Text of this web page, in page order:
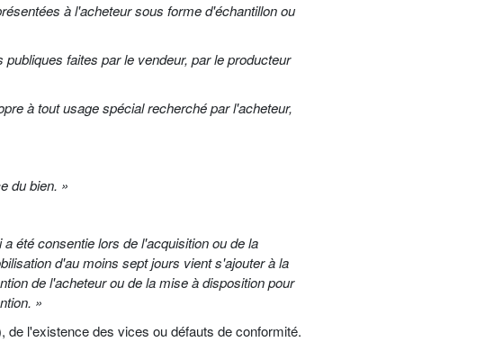
à l'acheteur sous forme d'échantillon ou
faites par le vendeur, par le producteur
à tout usage spécial recherché par l'acheteur,
du bien. »
été consentie lors de l'acquisition ou de la
d'au moins sept jours vient s'ajouter à la
de l'acheteur ou de la mise à disposition pour
»
l'existence des vices ou défauts de conformité.